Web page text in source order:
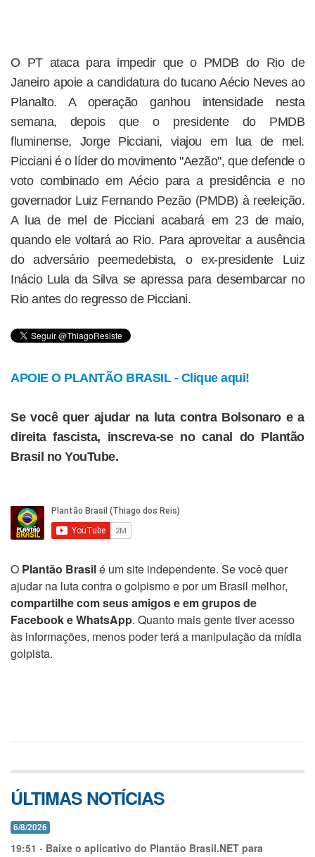
O PT ataca para impedir que o PMDB do Rio de
Janeiro apoie a candidatura do tucano Aécio Neves ao
Planalto. A operação ganhou intensidade nesta
semana, depois que o presidente do PMDB
fluminense, Jorge Picciani, viajou em lua de mel.
Picciani é o líder do movimento "Aezão", que defende o
voto combinado em Aécio para a presidência e no
governador Luiz Fernando Pezão (PMDB) à reeleição.
A lua de mel de Picciani acabará em 23 de maio,
quando ele voltará ao Rio. Para aproveitar a ausência
do adversário peemedebista, o ex-presidente Luiz
Inácio Lula da Silva se apressa para desembarcar no
Rio antes do regresso de Picciani.
APOIE O PLANTÃO BRASIL - Clique aqui!
Se você quer ajudar na luta contra Bolsonaro e a
direita fascista, inscreva-se no canal do Plantão
Brasil no YouTube.
O Plantão Brasilé um site independente. Se você quer
ajudar na luta contra o golpismo e por um Brasil melhor,
compartilhe com seus amigos e em grupos de
Facebook e WhatsApp. Quanto mais gente tiver acesso
às informações, menos poder terá a manipulação da mídia
golpista.
ÚLTIMAS NOTÍCIAS
6/8/2026
19:51 - Baixe o aplicativo do Plantão Brasil.NET para